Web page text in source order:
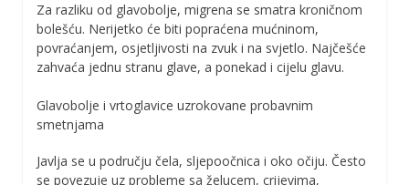
Za razliku od glavobolje, migrena se smatra kroničnom
bolešću. Nerijetko će biti popraćena mućninom,
povraćanjem, osjetljivosti na zvuk i na svjetlo. Najčešće
zahvaća jednu stranu glave, a ponekad i cijelu glavu.
Glavobolje i vrtoglavice uzrokovane probavnim
smetnjama
Javlja se u području čela, sljepoočnica i oko očiju. Često
se povezuje uz probleme sa želucem, crijevima,